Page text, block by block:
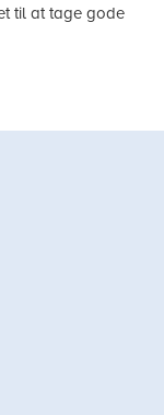
til at tage gode